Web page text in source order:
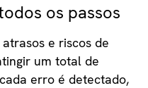
os passos
e riscos de
um total de
erro é detectado,